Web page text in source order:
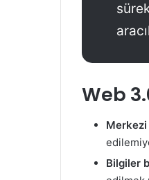
Web
Bilgiler